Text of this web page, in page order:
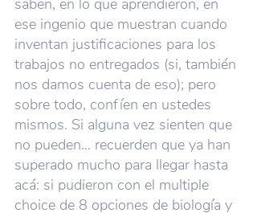
saben, en lo que aprendieron, en
ese ingenio que muestran cuando
inventan justificaciones para los
trabajos no entregados (si, también
nos damos cuenta de eso); pero
sobre todo, confíen en ustedes
mismos. Si alguna vez sienten que
no pueden… recuerden que ya han
superado mucho para llegar hasta
acá: si pudieron con el multiple
choice de 8 opciones de biología y